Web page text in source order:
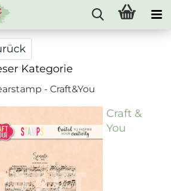
Kategorie
- Craft&You
Craft &
You